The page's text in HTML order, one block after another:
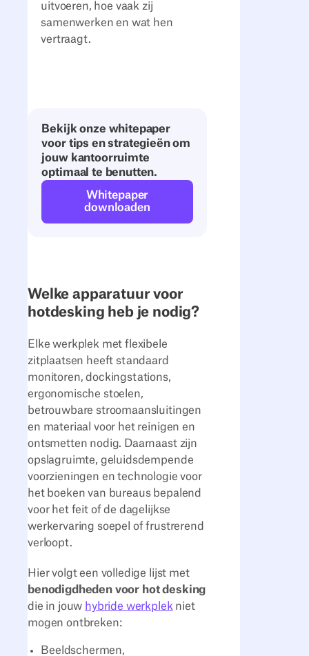
uitvoeren, hoe vaak zij
samenwerken en wat hen
vertraagt.
Bekijk onze whitepaper
voor tips en strategieën om
jouw kantoorruimte
optimaal te benutten.
Whitepaper
downloaden
Welke apparatuur voor
hotdesking heb je nodig?
Elke werkplek met flexibele
zitplaatsen heeft standaard
monitoren, dockingstations,
ergonomische stoelen,
betrouwbare stroomaansluitingen
en materiaal voor het reinigen en
ontsmetten nodig. Daarnaast zijn
opslagruimte, geluidsdempende
voorzieningen en technologie voor
het boeken van bureaus bepalend
voor het feit of de dagelijkse
werkervaring soepel of frustrerend
verloopt.
Hier volgt een volledige lijst met
benodigdheden voor hot desking
die in jouw hybride werkplekniet
mogen ontbreken:
Beeldschermen,